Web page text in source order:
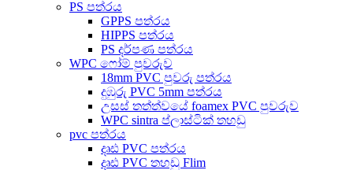
PS පත්රය
GPPS පත්රය
HIPPS පත්රය
PS දර්පණ පත්රය
WPC ෆෝම් පුවරුව
18mm PVC පුවරු පත්රය
දුඹුරු PVC 5mm පත්රය
උසස් තත්ත්වයේ foamex PVC පුවරුව
WPC sintra ප්ලාස්ටික් තහඩු
pvc පත්රය
දෘඪ PVC පත්රය
දෘඪ PVC තහඩු Flim